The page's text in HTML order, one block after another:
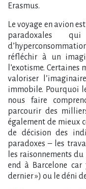
Erasmus.
Le voyage en avion
paradoxales
réfléchir à un
l’exotisme.
valoriser
immobile. Pourquoi
nous faire
parcourir des
également de mieux
de décision des
paradoxes – les
les raisonnements
end à Barcelone
dernier ») ou le déni